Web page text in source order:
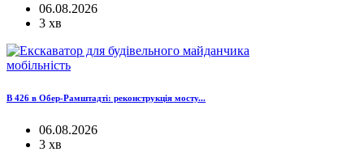
06.08.2026
3 хв
мобільність
B 426 в Обер-Рамштадті: реконструкція мосту...
06.08.2026
3 хв